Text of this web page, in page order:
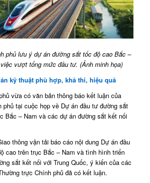
phủ lưu ý dự án đường sắt tốc độ cao Bắc –
vượt tổng mức đầu tư. (Ảnh minh họa)
kỹ thuật phù hợp, khả thi, hiệu quả
vừa có văn bản thông báo kết luận của
phủ tại cuộc họp về Dự án đầu tư đường sắt
Bắc – Nam và các dự án đường sắt kết nối
thông vận tải báo cáo nội dung Dự án đầu
cao trên trục Bắc – Nam và tình hình triển
sắt kết nối với Trung Quốc, ý kiến của các
trực Chính phủ đã có kết luận.